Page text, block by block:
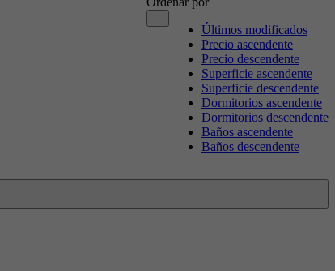
---
Últimos modificados
Precio ascendente
Precio descendente
Superficie ascendente
Superficie descendente
Dormitorios ascendente
Dormitorios descendente
Baños ascendente
Baños descendente